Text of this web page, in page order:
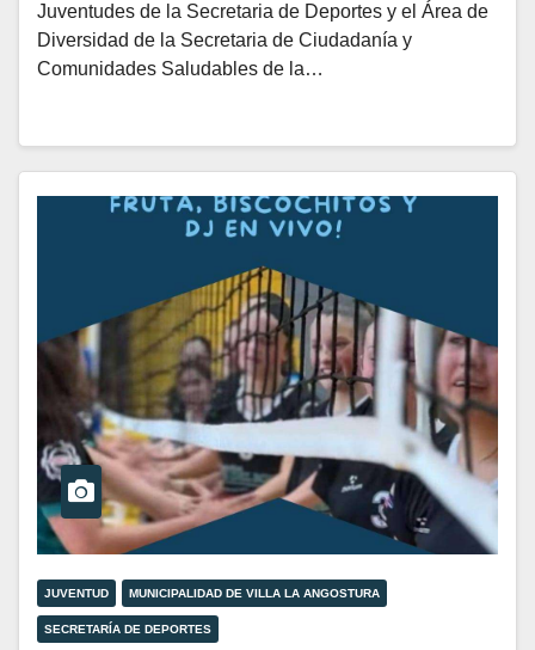
intereses.
Juventudes de la Secretaria de Deportes y el Área de
Diversidad de la Secretaria de Ciudadanía y
Comunidades Saludables de la…
JUVENTUD MUNICIPALIDAD DE VILLA LA ANGOSTURA
SECRETARÍA DE DEPORTES